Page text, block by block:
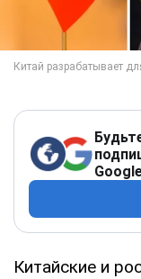
Китайские и